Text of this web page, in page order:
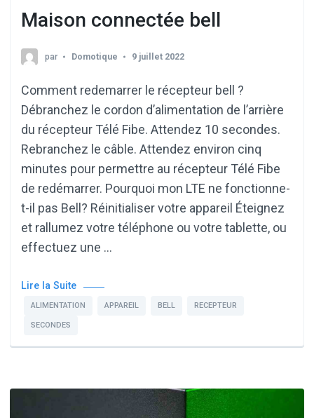
Maison connectée bell
par Domotique 9 juillet 2022
Comment redemarrer le récepteur bell ?
Débranchez le cordon d’alimentation de l’arrière
du récepteur Télé Fibe. Attendez 10 secondes.
Rebranchez le câble. Attendez environ cinq
minutes pour permettre au récepteur Télé Fibe
de redémarrer. Pourquoi mon LTE ne fonctionne-
t-il pas Bell? Réinitialiser votre appareil Éteignez
et rallumez votre téléphone ou votre tablette, ou
effectuez une …
Lire la Suite
ALIMENTATION APPAREIL BELL RECEPTEUR
SECONDES